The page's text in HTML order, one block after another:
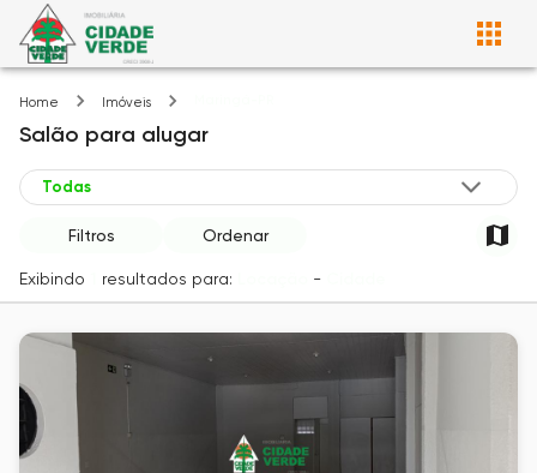
Home Imóveis
Salão para alugar
Filtros Ordenar
Exibindo resultados para: -